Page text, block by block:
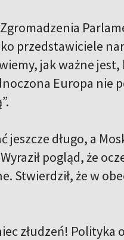
przedstawiciele
jak ważne
Europa nie
jeszcze długo, a
pogląd, że
Stwierdził, że w
złudzeń!